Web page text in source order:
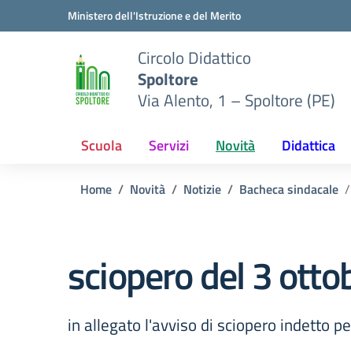
Vai ai contenuti
Vai al menu di navigazioneMinistero dell'Istruzione e del Merito
Circolo Didattico
Spoltore
Via Alento, 1 – Spoltore (PE)
Scuola Servizi Novità Didattica
Home Novità Notizie Bacheca sindacale
sciopero del 3
in allegato l'avviso di sciopero indetto